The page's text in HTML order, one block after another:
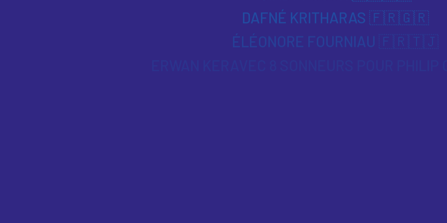
DAFNÉ KRITHARAS 🇫🇷🇬🇷
ÉLÉONORE FOURNIAU 🇫🇷🇹🇯